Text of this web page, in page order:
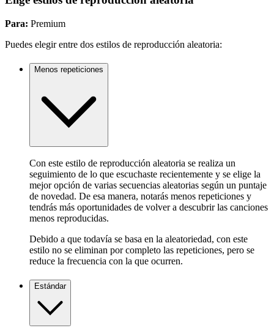
Para: Premium
Puedes elegir entre dos estilos de reproducción aleatoria:
Menos repeticiones
Con este estilo de reproducción aleatoria se realiza un
seguimiento de lo que escuchaste recientemente y se elige la
mejor opción de varias secuencias aleatorias según un puntaje
de novedad. De esa manera, notarás menos repeticiones y
tendrás más oportunidades de volver a descubrir las canciones
menos reproducidas.
Debido a que todavía se basa en la aleatoriedad, con este
estilo no se eliminan por completo las repeticiones, pero se
reduce la frecuencia con la que ocurren.
Estándar